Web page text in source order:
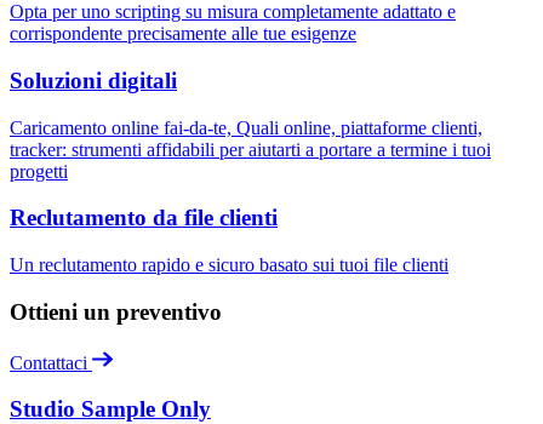
Opta per uno scripting su misura completamente adattato e
corrispondente precisamente alle tue esigenze
Soluzioni digitali
Caricamento online fai-da-te, Quali online, piattaforme clienti,
tracker: strumenti affidabili per aiutarti a portare a termine i tuoi
progetti
Reclutamento da file clienti
Un reclutamento rapido e sicuro basato sui tuoi file clienti
Ottieni un preventivo
Contattaci
Studio Sample Only